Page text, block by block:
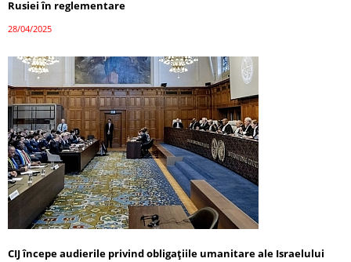
Rusiei în reglementare
28/04/2025
CIJ începe audierile privind obligațiile umanitare ale Israelului